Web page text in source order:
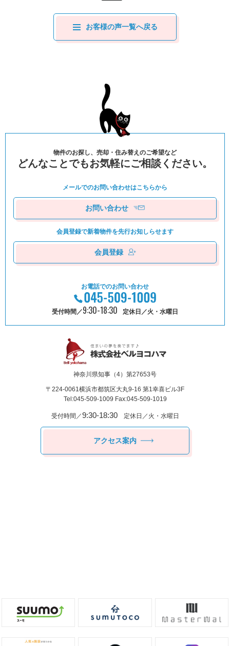
お客様の声一覧へ戻る
物件のお探し、売却・住み替えのご希望など
どんなことでもお気軽にご相談ください。
メールでのお問い合わせはこちらから
お問い合わせ
会員登録で新着物件を先⾏お知しらせます
会員登録
お電話でのお問い合わせ
受付時間／9:30-18:30 定休日／火・水曜日
神奈川県知事（4）第27653号
〒224-0061 横浜市都筑区⼤丸9-16 第1幸喜ビル3F
Tel:045-509-1009 Fax:045-509-1019
受付時間／9:30-18:30定休日／火・水曜日
アクセス案内